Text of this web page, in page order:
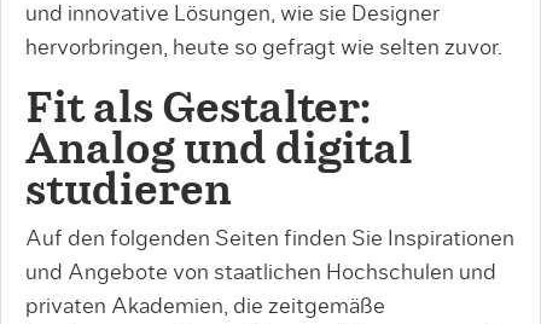
und innovative Lösungen, wie sie Designer
hervorbringen, heute so gefragt wie selten zuvor.
Fit als Gestalter:
Analog und digital
studieren
Auf den folgenden Seiten finden Sie Inspirationen
und Angebote von staatlichen Hochschulen und
privaten Akademien, die zeitgemäße